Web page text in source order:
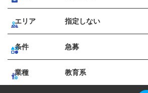
エリア 指定しない
条件 急募
業種 教育系